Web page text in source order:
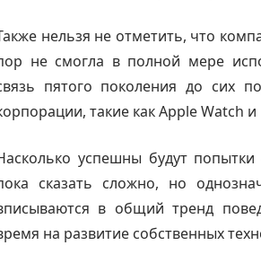
нельзя не отметить, что
не смогла в полной мере
пятого поколения до сих
такие как Apple Watch и
успешны будут
сказать сложно, но
в общий тренд
на развитие собственных